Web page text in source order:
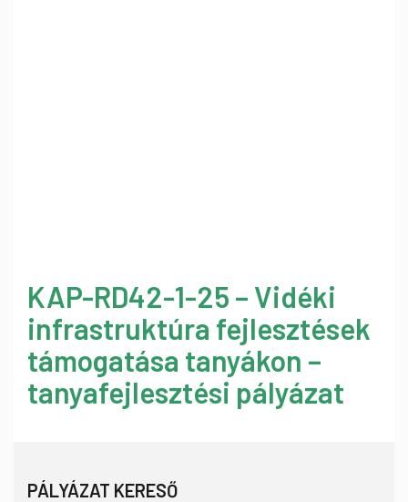
KAP-RD42-1-25 – Vidéki
infrastruktúra fejlesztések
támogatása tanyákon –
tanyafejlesztési pályázat
PÁLYÁZAT KERESŐ